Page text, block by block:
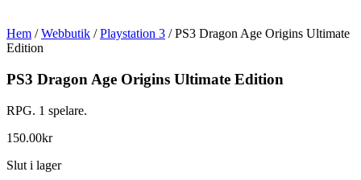
Hem /Webbutik /Playstation 3 / PS3 Dragon Age Origins Ultimate
Edition
PS3 Dragon Age Origins Ultimate Edition
RPG. 1 spelare.
150.00kr
Slut i lager